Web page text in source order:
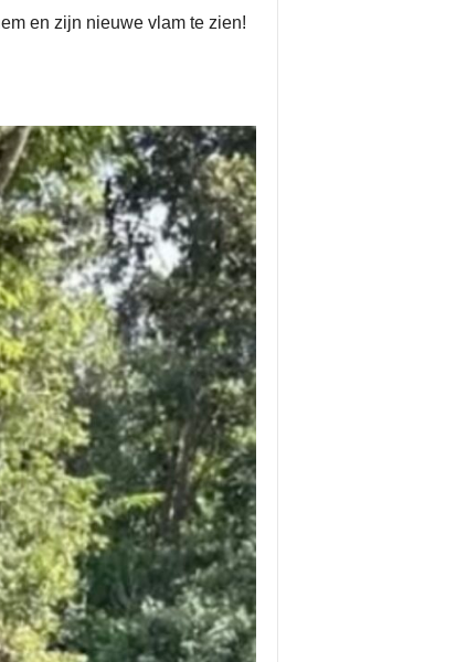
en zijn nieuwe vlam te zien!